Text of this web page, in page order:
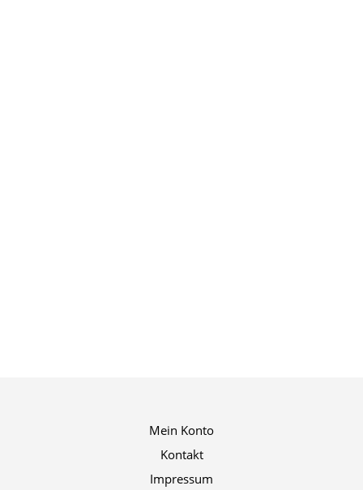
Mein Konto
Kontakt
Impressum